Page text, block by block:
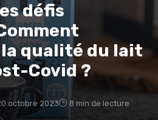
défis
la qualité du lait
Covid ?
octobre 2023 8 min de lecture